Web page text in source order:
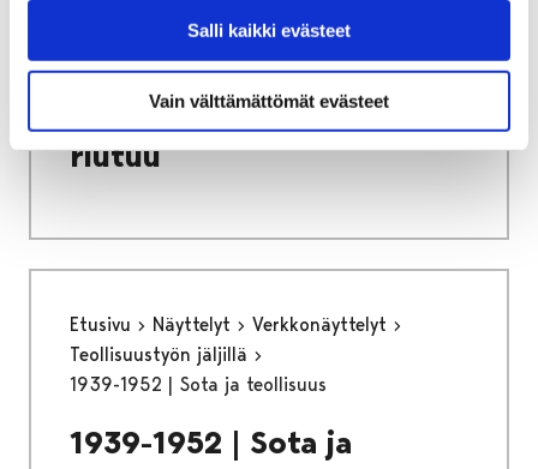
Salli kaikki evästeet
Vain välttämättömät evästeet
Teollisuustyön jäljillä
1636-1765 | Kaupunki
riutuu
Etusivu Näyttelyt
Verkkonäyttelyt
Teollisuustyön jäljillä
1939-1952 | Sota ja teollisuus
1939-1952 | Sota ja